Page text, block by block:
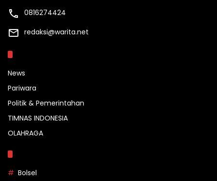
0816274424
redaksi@warita.net
News
Pariwara
Politik & Pemerintahan
TIMNAS INDONESIA
OLAHRAGA
Bolsel